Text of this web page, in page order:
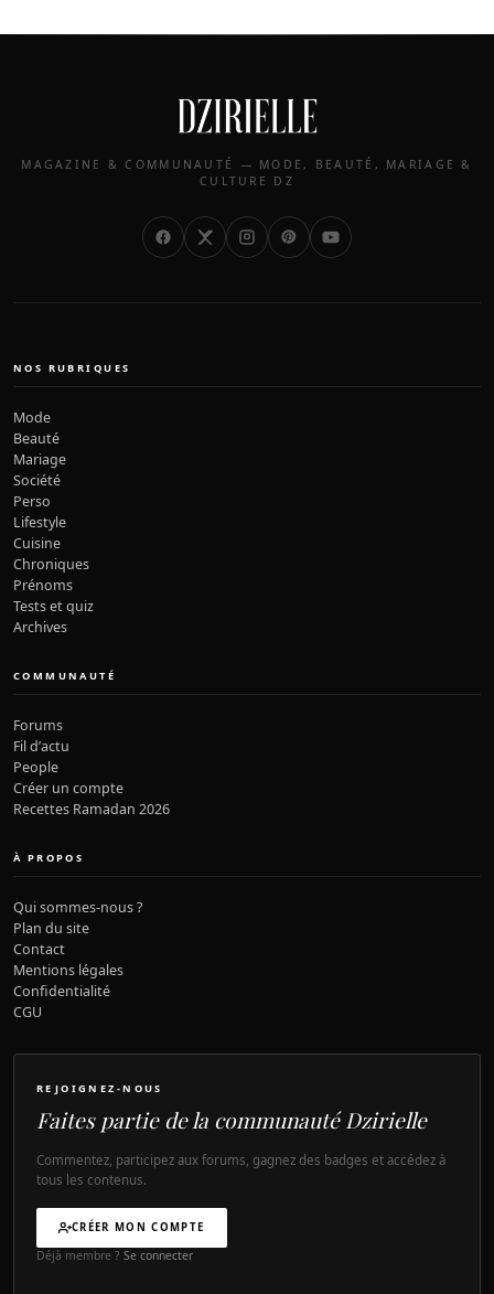
MAGAZINE & COMMUNAUTÉ — MODE, BEAUTÉ, MARIAGE &
CULTURE DZ
NOS RUBRIQUES
Mode
Beauté
Mariage
Société
Perso
Lifestyle
Cuisine
Chroniques
Prénoms
Tests et quiz
Archives
COMMUNAUTÉ
Forums
Fil d’actu
People
Créer un compte
Recettes Ramadan 2026
À PROPOS
Qui sommes-nous ?
Plan du site
Contact
Mentions légales
Confidentialité
CGU
REJOIGNEZ-NOUS
Faites partie de la communauté Dzirielle
Commentez, participez aux forums, gagnez des badges et accédez à
tous les contenus.
CRÉER MON COMPTE
Déjà membre ? Se connecter